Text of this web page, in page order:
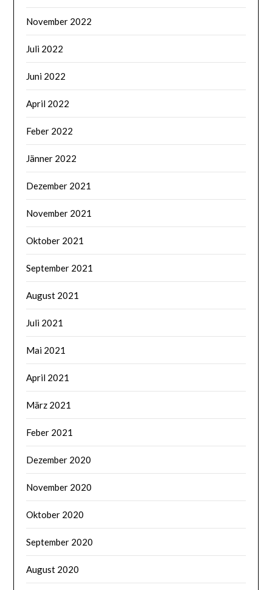
November 2022
Juli 2022
Juni 2022
April 2022
Feber 2022
Jänner 2022
Dezember 2021
November 2021
Oktober 2021
September 2021
August 2021
Juli 2021
Mai 2021
April 2021
März 2021
Feber 2021
Dezember 2020
November 2020
Oktober 2020
September 2020
August 2020